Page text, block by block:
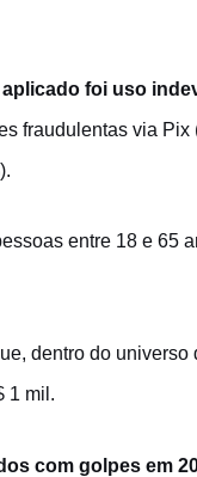
foi uso
fraudulentas via
entre 18 e 65
dentro do
1 mil.
com golpes em